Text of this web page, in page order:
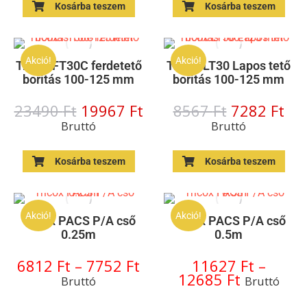
Kosárba teszem Kosárba teszem
Akció!
Tricox FT30C ferdetető
borítás 100-125 mm
23490Ft 19967 Ft
Bruttó
Kosárba teszem
Akció!
Tricox LT30 Lapos tető
borítás 100-125 mm
8567Ft 7282 Ft
Bruttó
Kosárba teszem
Akció!
Tricox PACS P/A cső
0.25m
6812 Ft – 7752 Ft
Bruttó
Akció!
Tricox PACS P/A cső
0.5m
11627 Ft –
12685 Ft Bruttó